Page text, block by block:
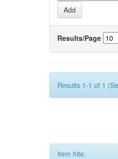
Results/Page
Results 1-1 of 1
Item hits: